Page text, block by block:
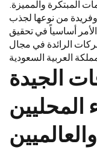
المبتكرة والمميزة.
من نوعها لجذب
أساسياً في تحقيق
الرائدة في مجال
الجيدة
المحليين
والعالميين